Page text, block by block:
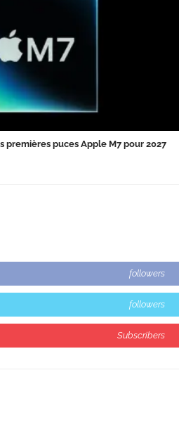
premières puces Apple M7 pour 2027
followers
followers
Subscribers